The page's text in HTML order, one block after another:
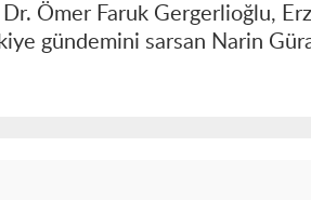
Ömer Faruk Gergerlioğlu,
gündemini sarsan Narin